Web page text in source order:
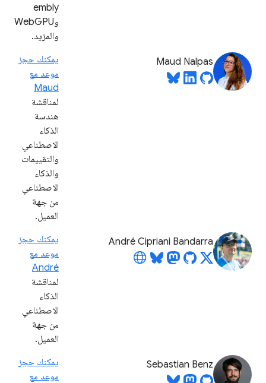
embly
وWebGPU
والمزيد.
Maud Nalpas
يمكنك حجز
موعد مع
Maud
لمناقشة
هندسة
الذكاء
الاصطناعي
والتقييمات
والذكاء
الاصطناعي
من جهة
العميل.
André Cipriani Bandarra
يمكنك حجز
موعد مع
André
لمناقشة
الذكاء
الاصطناعي
من جهة
العميل.
Sebastian Benz
يمكنك حجز
موعد مع